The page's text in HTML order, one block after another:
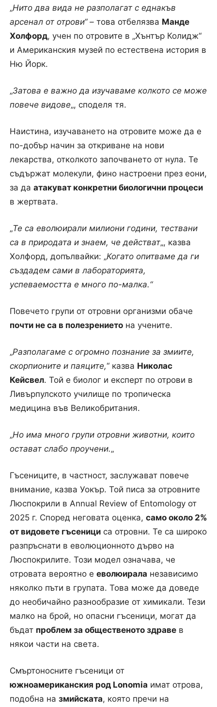
„Нито два вида не разполагат с еднакъв
арсенал от отрови“ – това отбелязва Манде
Холфорд, учен по отровите в „Хънтър Колидж“
и Американския музей по естествена история в
Ню Йорк.
„Затова е важно да изучаваме колкото се може
повече видове„, споделя тя.
Наистина, изучаването на отровите може да е
по-добър начин за откриване на нови
лекарства, отколкото започването от нула. Те
съдържат молекули, фино настроени през еони,
за да атакуват конкретни биологични процеси
в жертвата.
„Те са еволюирали милиони години, тествани
са в природата и знаем, че действат„, казва
Холфорд, допълвайки: „Когато опитваме да ги
създадем сами в лабораторията,
успеваемостта е много по-малка.“
Повечето групи от отровни организми обаче
почти не са в полезрението на учените.
„Разполагаме с огромно познание за змиите,
скорпионите и паяците,“ казва Николас
Кейсвел. Той е биолог и експерт по отрови в
Ливърпулското училище по тропическа
медицина във Великобритания.
„Но има много групи отровни животни, които
остават слабо проучени.„
Гъсениците, в частност, заслужават повече
внимание, казва Уокър. Той писа за отровните
Люспокрили в Annual Review of Entomology от
2025 г. Според неговата оценка, само около 2%
от видовете гъсеници са отровни. Те са широко
разпръснати в еволюционното дърво на
Люспокрилите. Този модел означава, че
отровата вероятно е еволюирала независимо
няколко пъти в групата. Това може да доведе
до необичайно разнообразие от химикали. Тези
малко на брой, но опасни гъсеници, могат да
бъдат проблем за общественото здраве в
някои части на света.
Смъртоносните гъсеници от
южноамериканския род Lonomia имат отрова,
подобна на змийската, която пречи на